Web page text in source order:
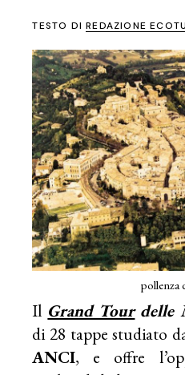
TESTO DIREDAZIONE
pollenza
Il Grand Tourdelle
di 28 tappe studiato
ANCI, e offre